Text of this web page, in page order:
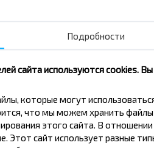
(Брянская
Купить
Подробности
сайта используются cookies.
которые могут
что мы можем хранить файлы
этого сайта. В отношении
Этот сайт использует разные